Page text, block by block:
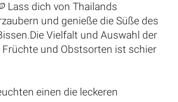
Lass dich von Thailands
und genieße die Süße des
Vielfalt und Auswahl der
Früchte und Obstsorten ist schier
einen die leckeren